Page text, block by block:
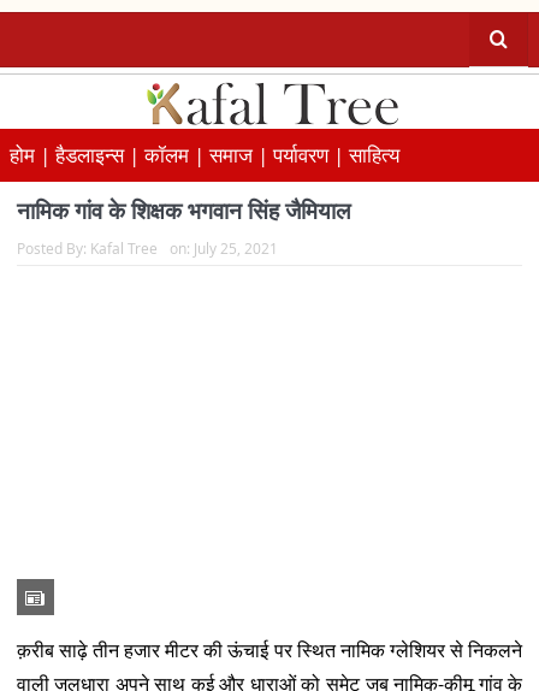
होम |हैडलाइन्स |कॉलम |समाज |पर्यावरण |साहित्य
नामिक गांव के शिक्षक भगवान सिंह जैमियाल
Posted By: Kafal Tree on: July 25, 2021
क़रीब साढ़े तीन हजार मीटर की ऊंचाई पर स्थित नामिक ग्लेशियर से निकलने
वाली जलधारा अपने साथ कई और धाराओं को समेट जब नामिक-कीमू गांव के